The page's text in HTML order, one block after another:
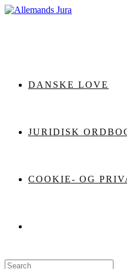
Skip
DANSKE LOVE
JURIDISK
COOKIE- OG
Search